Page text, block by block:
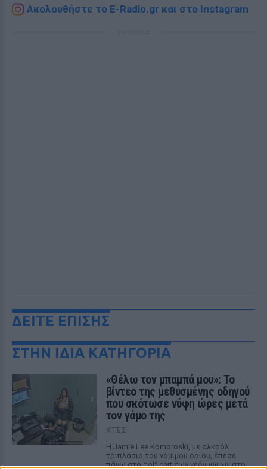
Ακολουθήστε το E-Radio.gr και στο Instagram
ΔΕΙΤΕ ΕΠΙΣΗΣ
ΣΤΗΝ ΙΔΙΑ ΚΑΤΗΓΟΡΙΑ
«Θέλω τον μπαμπά μου»: Το
βίντεο της μεθυσμένης οδηγού
που σκότωσε νύφη ώρες μετά
τον γάμο της
ΧΤΕΣ
Η Jamie Lee Komoroski, με αλκοόλ
τριπλάσιο του νόμιμου ορίου, έπεσε
πάνω στο golf cart των νεόνυμφων στο